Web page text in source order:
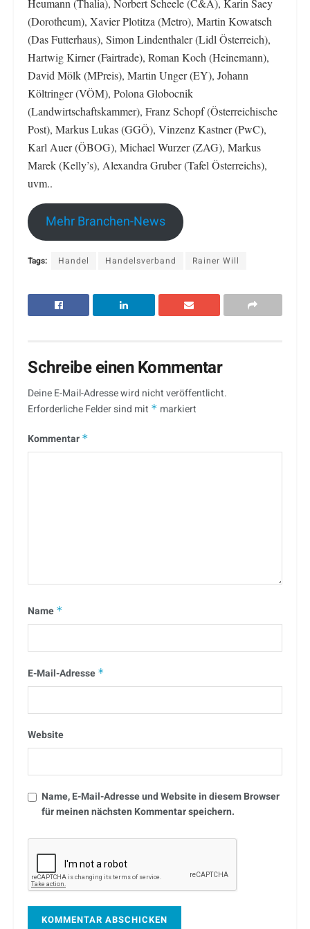
Heumann (Thalia), Norbert Scheele (C&A), Karin Saey
(Dorotheum), Xavier Plotitza (Metro), Martin Kowatsch
(Das Futterhaus), Simon Lindenthaler (Lidl Österreich),
Hartwig Kirner (Fairtrade), Roman Koch (Heinemann),
David Mölk (MPreis), Martin Unger (EY), Johann
Költringer (VÖM), Polona Globocnik
(Landwirtschaftskammer), Franz Schopf (Österreichische
Post), Markus Lukas (GGÖ), Vinzenz Kastner (PwC),
Karl Auer (ÖBOG), Michael Wurzer (ZAG), Markus
Marek (Kelly’s), Alexandra Gruber (Tafel Österreichs),
uvm..
Mehr Branchen-News
Tags: Handel Handelsverband Rainer Will
Schreibe einen Kommentar
Deine E-Mail-Adresse wird nicht veröffentlicht.
Erforderliche Felder sind mit * markiert
Kommentar *
Name *
E-Mail-Adresse *
Website
Name, E-Mail-Adresse und Website in diesem Browser
für meinen nächsten Kommentar speichern.